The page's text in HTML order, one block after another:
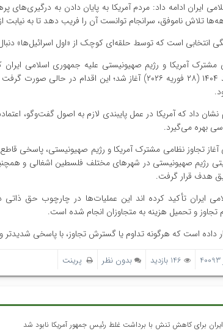
ایران ادامه داد: مردم آمریکا به پایان دادن به درگیری‌های
تلاش ناموفق، سرانجام توانست آن را فریب دهد تا به نیابت
است که توسط حلقه‌ای کوچک از «اول اسرائیل‌ها» دنبال
مشترک آمریکا و رژیم صهیونیستی علیه جمهوری اسلامی
رسیدند از بامداد روز ۹ اسفند ۱۴۰۴ (۲۸ فوریه ۲۰۲۶) آغاز
نشان داد که آمریکا در عمل پایبندی لازم به اصول گفت‌وگو،
بهره می‌گیرد.
تجاوز نظامی مشترک آمریکا و رژیم صهیونیستی، پاسخی
رژیم صهیونیستی در شهرهای مختلف فلسطین اشغالی و همچنین
هدف قرار گرفت.
تجاوز و تحمیل هزینه به متجاوزان انجام شده است.
داده است که هرگونه تداوم یا گسترش تجاوز، با پاسخی
بدون نظر پرینت
برای کاهش تنش با برداشت غلط رئیس جمهور آمریکا نابود شد